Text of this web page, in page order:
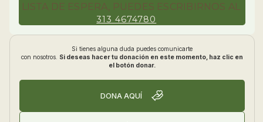
LISTA DE ESPERA, PUEDES ESCRIBIRNOS AL
313 4674780
Si tienes alguna duda puedes comunicarte
con nosotros. Si deseas hacer tu donación en este momento, haz clic en
el botón donar.
DONA AQUÍ